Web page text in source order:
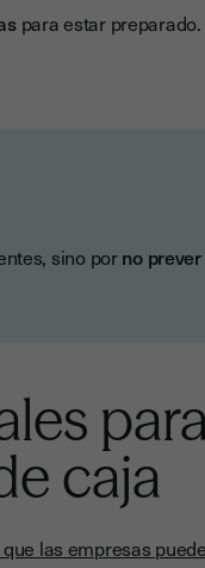
para estar preparado.
sino porno
caja
las empresas